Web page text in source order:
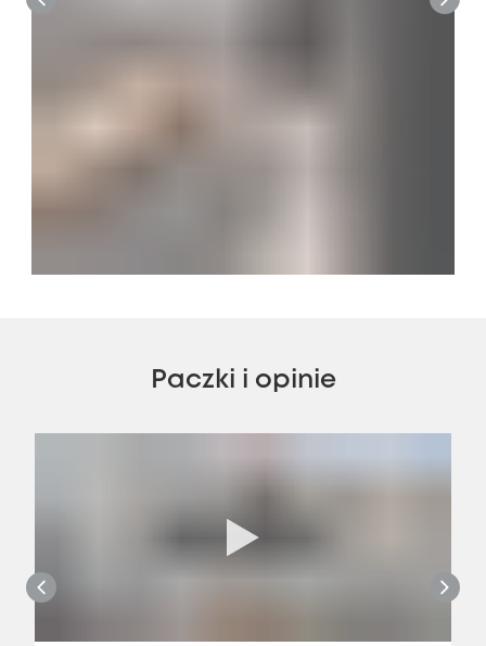
Paczki i opinie